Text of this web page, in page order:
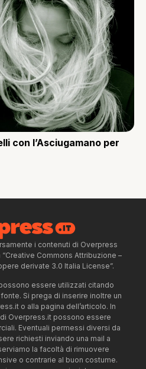
con l’Asciugamano per
i contenuti di Overpress
Commons Attribuzione –
derivate 3.0 Italia License”.
essere utilizzati citando
Si prega di inserire inoltre un
o alla pagina dell’articolo. In
Overpress.it possono essere
Eventuali permessi diversi da
richiesti inviando una mail a
la facoltà di rimuovere
o contrarie al buon costume.